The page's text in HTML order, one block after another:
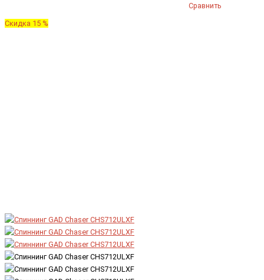
Сравнить
Скидка 15 %